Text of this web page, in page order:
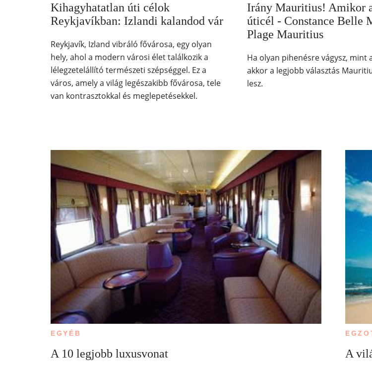
Kihagyhatatlan úti célok
Reykjavíkban: Izlandi kalandod vár
Reykjavík, Izland vibráló fővárosa, egy olyan
hely, ahol a modern városi élet találkozik a
lélegzetelállító természeti szépséggel. Ez a
város, amely a világ legészakibb fővárosa, tele
van kontrasztokkal és meglepetésekkel.
Irány Mauritius! Amikor
úticél - Constance Belle
Plage Mauritius
Ha olyan pihenésre vágysz, mint
akkor a legjobb választás
lesz.
EGYÉB
A 10 legjobb luxusvonat A